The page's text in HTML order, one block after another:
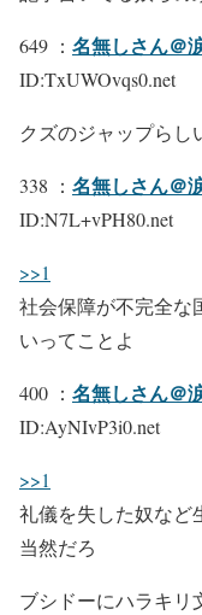
649 ： 名無しさん＠
ID:TxUWOvqs0.net
クズのジャップらし
338 ： 名無しさん＠
ID:N7L+vPH80.net
>>1
社会保障が不完全な
いってことよ
400 ： 名無しさん＠
ID:AyNIvP3i0.net
>>1
礼儀を失した奴など
当然だろ
ブシドーにハラキリ